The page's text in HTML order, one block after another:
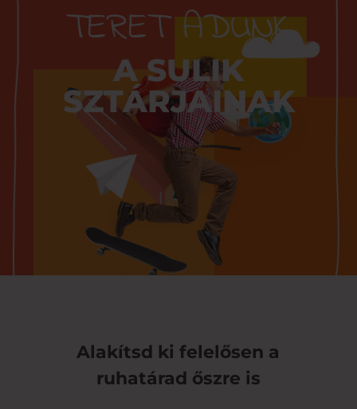
TERET ADUNK
A SULIK
SZTÁRJAINAK
Alakítsd ki felelősen a
ruhatárad őszre is